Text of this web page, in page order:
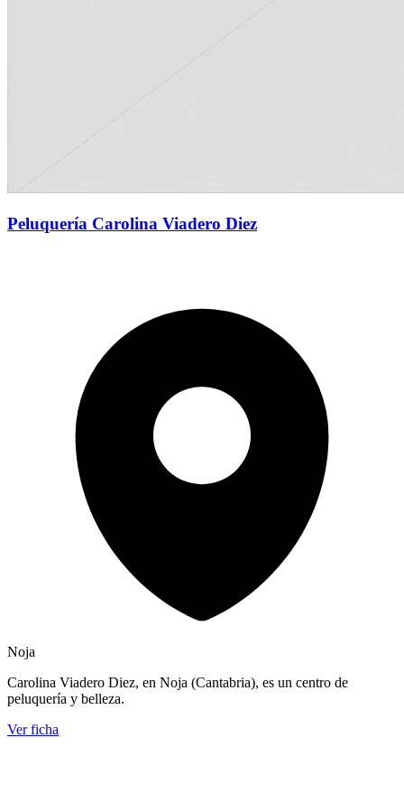
Peluquería Carolina Viadero Diez
Noja
Carolina Viadero Diez, en Noja (Cantabria), es un centro de
peluquería y belleza.
Ver ficha